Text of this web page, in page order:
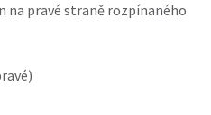
na pravé straně rozpínaného